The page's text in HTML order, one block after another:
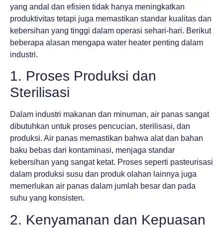
yang andal dan efisien tidak hanya meningkatkan
produktivitas tetapi juga memastikan standar kualitas dan
kebersihan yang tinggi dalam operasi sehari-hari. Berikut
beberapa alasan mengapa water heater penting dalam
industri.
1. Proses Produksi dan
Sterilisasi
Dalam industri makanan dan minuman, air panas sangat
dibutuhkan untuk proses pencucian, sterilisasi, dan
produksi. Air panas memastikan bahwa alat dan bahan
baku bebas dari kontaminasi, menjaga standar
kebersihan yang sangat ketat. Proses seperti pasteurisasi
dalam produksi susu dan produk olahan lainnya juga
memerlukan air panas dalam jumlah besar dan pada
suhu yang konsisten.
2. Kenyamanan dan Kepuasan